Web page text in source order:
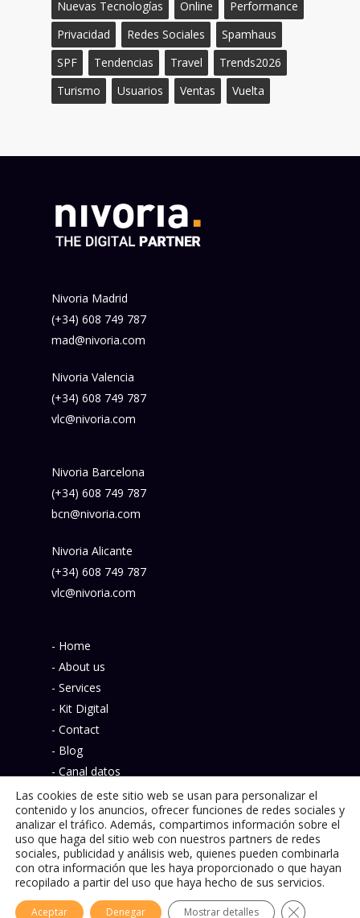
Nuevas Tecnologías
Online
Performance
Privacidad
Redes Sociales
Spamhaus
SPF
Tendencias Travel
Trends2026
Turismo
Usuarios Ventas Vuelta
Nivoria Madrid
(+34) 608 749 787
mad@nivoria.com
Nivoria Valencia
(+34) 608 749 787
vlc@nivoria.com
Nivoria Barcelona
(+34) 608 749 787
bcn@nivoria.com
Nivoria Alicante
(+34) 608 749 787
vlc@nivoria.com
- Home
- About us
- Services
- Kit Digital
- Contact
- Blog
- Canal datos
- Política de privacidad
© 2026 Nivoria.
Las cookies de este sitio web se usan para personalizar el
contenido y los anuncios, ofrecer funciones de redes sociales y
analizar el tráfico. Además, compartimos información sobre el
uso que haga del sitio web con nuestros partners de redes
sociales, publicidad y análisis web, quienes pueden combinarla
con otra información que les haya proporcionado o que hayan
recopilado a partir del uso que haya hecho de sus servicios.
Aceptar Denegar Mostrar detalles Cerrar el